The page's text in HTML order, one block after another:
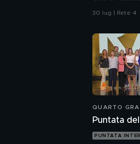
sulle
30 lug | Rete 4
QUARTO
Puntata
PUNTATA